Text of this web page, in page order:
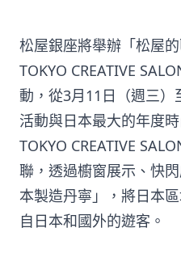
松屋銀座將舉辦「松屋
TOKYO CREATIVE
動，從3月11日（週三
活動與日本最大的年度
TOKYO CREATIVE
聯，透過櫥窗展示、快
本製造丹寧」，將日本
自日本和國外的遊客。